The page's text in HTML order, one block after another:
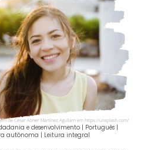
e desenvolvimento | Português |
autónoma | Leitura integral